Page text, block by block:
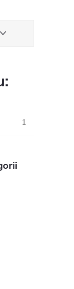
1